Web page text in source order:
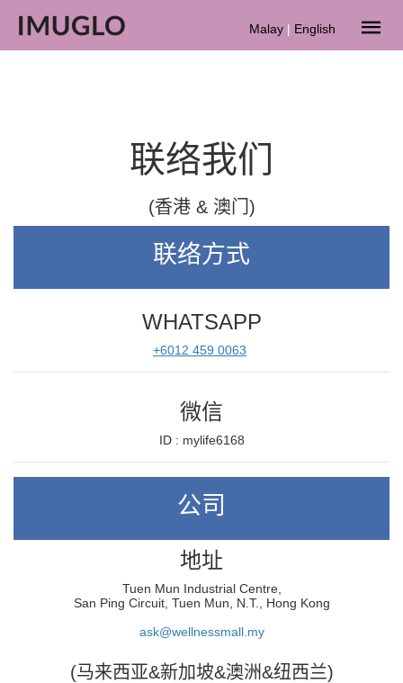
Malay | English
联络我们
(香港 & 澳门)
联络方式
WHATSAPP
+6012 459 0063
微信
ID : mylife6168
公司
地址
Tuen Mun Industrial Centre,
San Ping Circuit, Tuen Mun, N.T., Hong Kong
ask@wellnessmall.my
(马来西亚&新加坡&澳洲&纽西兰)